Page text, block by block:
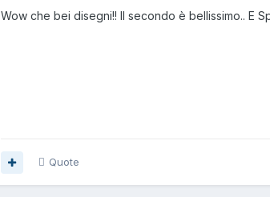
Wow che bei disegni!! Il secondo è bellissimo.. E
Quote